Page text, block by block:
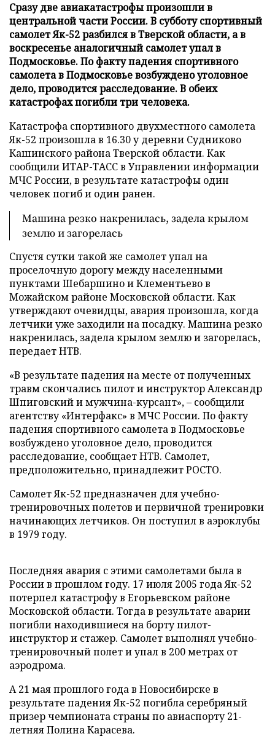
Сразу две авиакатастрофы произошли в
центральной части России. В субботу спортивный
самолет Як-52 разбился в Тверской области, а в
воскресенье аналогичный самолет упал в
Подмосковье. По факту падения спортивного
самолета в Подмосковье возбуждено уголовное
дело, проводится расследование. В обеих
катастрофах погибли три человека.
Катастрофа спортивного двухместного самолета
Як-52 произошла в 16.30 у деревни Судниково
Кашинского района Тверской области. Как
сообщили ИТАР-ТАСС в Управлении информации
МЧС России, в результате катастрофы один
человек погиб и один ранен.
Машина резко накренилась, задела крылом
землю и загорелась
Спустя сутки такой же самолет упал на
проселочную дорогу между населенными
пунктами Шебаршино и Клементьево в
Можайском районе Московской области. Как
утверждают очевидцы, авария произошла, когда
летчики уже заходили на посадку. Машина резко
накренилась, задела крылом землю и загорелась,
передает НТВ.
«В результате падения на месте от полученных
травм скончались пилот и инструктор Александр
Шпиговский и мужчина-курсант», – сообщили
агентству «Интерфакс» в МЧС России. По факту
падения спортивного самолета в Подмосковье
возбуждено уголовное дело, проводится
расследование, сообщает НТВ. Самолет,
предположительно, принадлежит РОСТО.
Самолет Як-52 предназначен для учебно-
тренировочных полетов и первичной тренировки
начинающих летчиков. Он поступил в аэроклубы
в 1979 году.
Последняя авария с этими самолетами была в
России в прошлом году. 17 июля 2005 года Як-52
потерпел катастрофу в Егорьевском районе
Московской области. Тогда в результате аварии
погибли находившиеся на борту пилот-
инструктор и стажер. Самолет выполнял учебно-
тренировочный полет и упал в 200 метрах от
аэродрома.
А 21 мая прошлого года в Новосибирске в
результате падения Як-52 погибла серебряный
призер чемпионата страны по авиаспорту 21-
летняя Полина Карасева.